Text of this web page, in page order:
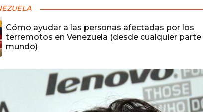
Cómo ayudar a las personas afectadas por los
terremotos en Venezuela (desde cualquier parte
mundo)